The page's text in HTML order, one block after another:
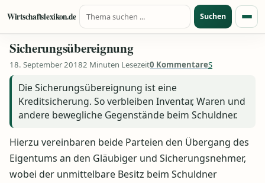
Zum Inhalt springen
Wirtschaftslexikon.de
Suche nach:
Suchen
Sicherungsübereignung
18. September 20182 Minuten Lesezeit0 KommentareS
Die Sicherungsübereignung ist eine
Kreditsicherung. So verbleiben Inventar, Waren und
andere bewegliche Gegenstände beim Schuldner.
Hierzu vereinbaren beide Parteien den Übergang des
Eigentums an den Gläubiger und Sicherungsnehmer,
wobei der unmittelbare Besitz beim Schuldner